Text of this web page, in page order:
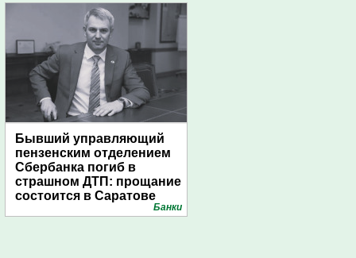
Бывший управляющий
пензенским отделением
Сбербанка погиб в
страшном ДТП: прощание
состоится в Саратове
Банки